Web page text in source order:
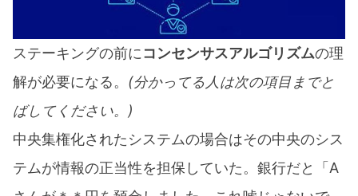
ステーキングの前にコンセンサスアルゴリズムの理
解が必要になる。 (分かってる人は次の項目までと
ばしてください。)
中央集権化されたシステムの場合はその中央のシス
テムが情報の正当性を担保していた。銀行だと「A